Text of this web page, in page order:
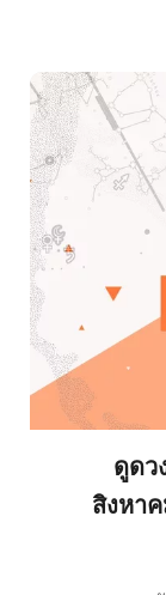
ดูดว
สิงหา